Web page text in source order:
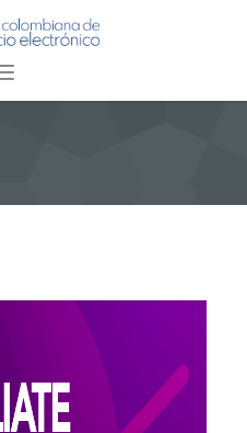
Toggle navigation